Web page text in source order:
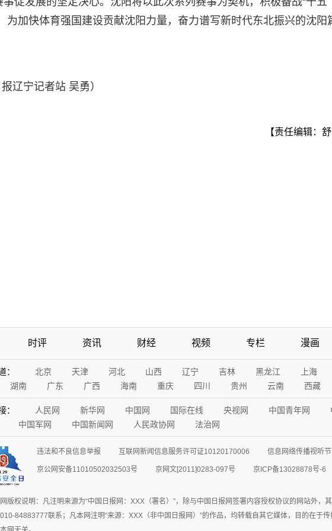
为加快体育强国建设贡献沈阳力量，奋力谱写新时代东北振兴的沈阳
辽宁记者站 吴勇）
【责任编辑：
时评 资讯 财经 视频 专栏 漫画
： 北京 天津 河北 山西 辽宁 吉林 黑龙江
上海
湖南 广东 广西 海南 重庆 四川 贵州 云南 西藏
： 人民网 新华网 中国网 国际在线 央视网 中国青年网
中国军网 中国新闻网 人民政协网 法治网
违法和不良信息举报 互联网新闻信息服务许可证10120170006 信息网络传播视听
京公网安备11010502032503号 京网文[2011]0283-097号 京ICP备13028878号-6
版权说明：凡注明来源为“中国日报网：XXX（署名）”，除与中国日报网签署内容授权协议的网站外
84883777联系；凡本网注明“来源：XXX（非中国日报网）”的作品，均转载自其它媒体，目的在于